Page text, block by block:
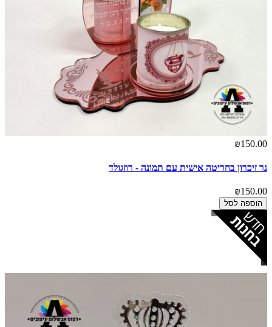
₪150.00
נר זיכרון בחריטה אישית עם תמונה - רוזגולד
₪150.00
הוספה לסל